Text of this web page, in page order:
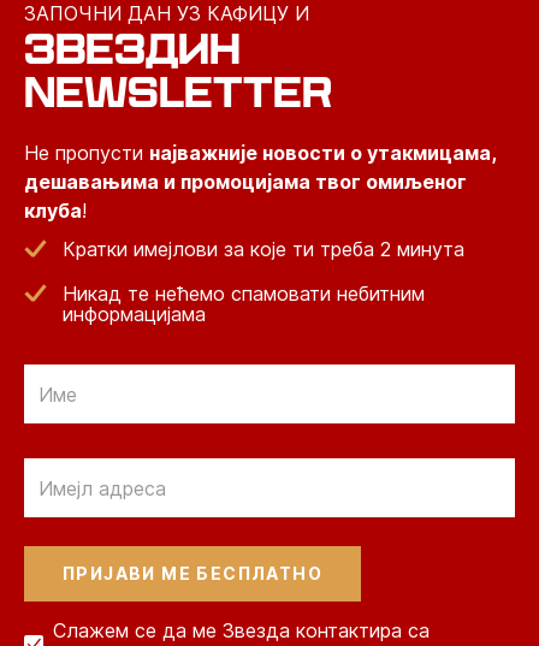
ЗАПОЧНИ ДАН УЗ КАФИЦУ И
ЗВЕЗДИН
NEWSLETTER
Не пропусти најважније новости о утакмицама,
дешавањима и промоцијама твог омиљеног
клуба!
Кратки имејлови за које ти треба 2 минута
Никад те нећемо спамовати небитним
информацијама
Слажем се да ме Звезда контактира са